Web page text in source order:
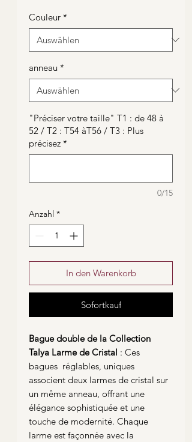
Couleur *
anneau *
"Préciser votre taille" T1 : de 48 à
52 / T2 : T54 àT56 / T3 : Plus
précisez *
0/15
Anzahl *
In den Warenkorb
Sofortkauf
Bague double de la Collection
Talya Larme de Cristal : Ces
bagues réglables, uniques
associent deux larmes de cristal sur
un même anneau, offrant une
élégance sophistiquée et une
touche de modernité. Chaque
larme est façonnée avec la